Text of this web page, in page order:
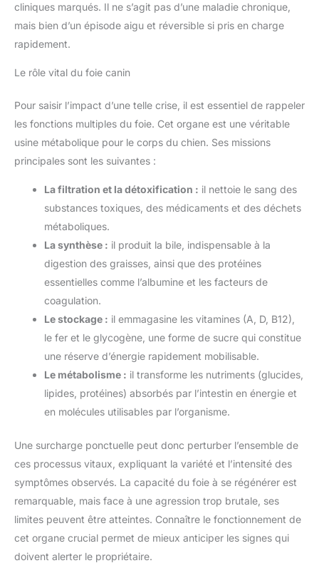
cliniques marqués. Il ne s’agit pas d’une maladie chronique,
mais bien d’un épisode aigu et réversible si pris en charge
rapidement.
Le rôle vital du foie canin
Pour saisir l’impact d’une telle crise, il est essentiel de rappeler
les fonctions multiples du foie. Cet organe est une véritable
usine métabolique pour le corps du chien. Ses missions
principales sont les suivantes :
La filtration et la détoxification : il nettoie le sang des
substances toxiques, des médicaments et des déchets
métaboliques.
La synthèse : il produit la bile, indispensable à la
digestion des graisses, ainsi que des protéines
essentielles comme l’albumine et les facteurs de
coagulation.
Le stockage : il emmagasine les vitamines (A, D, B12),
le fer et le glycogène, une forme de sucre qui constitue
une réserve d’énergie rapidement mobilisable.
Le métabolisme : il transforme les nutriments (glucides,
lipides, protéines) absorbés par l’intestin en énergie et
en molécules utilisables par l’organisme.
Une surcharge ponctuelle peut donc perturber l’ensemble de
ces processus vitaux, expliquant la variété et l’intensité des
symptômes observés. La capacité du foie à se régénérer est
remarquable, mais face à une agression trop brutale, ses
limites peuvent être atteintes. Connaître le fonctionnement de
cet organe crucial permet de mieux anticiper les signes qui
doivent alerter le propriétaire.